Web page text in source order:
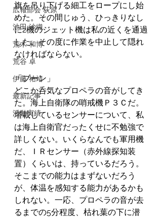
広報部会 荻原
池田 沙織
荒木 和博
荒谷 卓
伊藤 祐靖
最新記事
活動実績
旗を吊り下げる細工をロープにし始
めた。その間じゅう、ひっきりなし
に2機のジェット機は私の近くを通過
した。その度に作業を中止して隠れ
なければならない。
「ブーン」
どこか呑気なプロペラの音がしてき
た。海上自衛隊の哨戒機Ｐ３Ｃだ。
塔載しているセンサーについて、私
は海上自衛官だったくせに不勉強で
詳しくない。いくらなんでも軍用機
だ、ＩＲセンサー（赤外線探知装
置）くらいは、持っているだろう。
そこまでの能力はまずないだろう
が、体温を感知する能力があるかも
しれない。一応、プロペラの音が去
るまでの5分程度、枯れ葉の下に潜